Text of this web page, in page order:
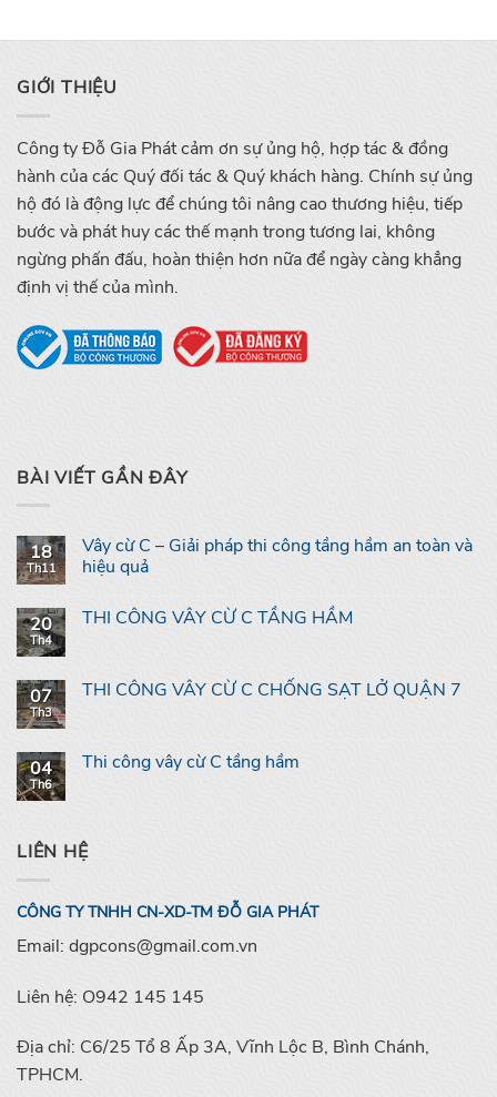
GIỚI THIỆU
Công ty Đỗ Gia Phát cảm ơn sự ủng hộ, hợp tác & đồng
hành của các Quý đối tác & Quý khách hàng. Chính sự ủng
hộ đó là động lực để chúng tôi nâng cao thương hiệu, tiếp
bước và phát huy các thế mạnh trong tương lai, không
ngừng phấn đấu, hoàn thiện hơn nữa để ngày càng khẳng
định vị thế của mình.
BÀI VIẾT GẦN ĐÂY
18
Th11
Vây cừ C – Giải pháp thi công tầng hầm an toàn và
hiệu quả
20
Th4
THI CÔNG VÂY CỪ C TẦNG HẦM
07
Th3
THI CÔNG VÂY CỪ C CHỐNG SẠT LỞ QUẬN 7
04
Th6
Thi công vây cừ C tầng hầm
LIÊN HỆ
CÔNG TY TNHH CN-XD-TM ĐỖ GIA PHÁT
Email: dgpcons@gmail.com.vn
Liên hệ: O942 145 145
Địa chỉ: C6/25 Tổ 8 Ấp 3A, Vĩnh Lộc B, Bình Chánh,
TPHCM.